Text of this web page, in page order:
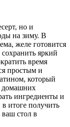
но и
на зиму. В
желе готовится
яркий
время
простым и
который
домашних
ингредиенты и
итоге получить
стол в